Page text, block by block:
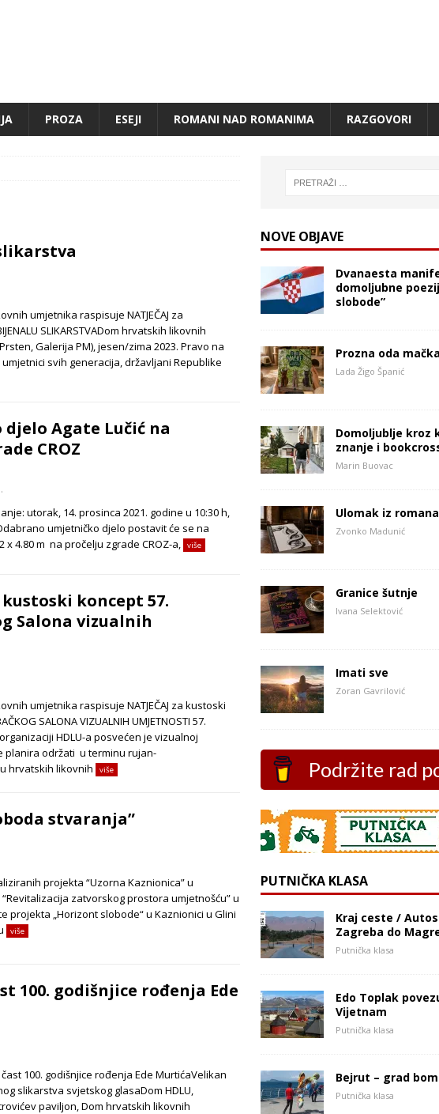
PROZA ESEJI ROMANI NAD ROMANIMA RAZGOVORI
umjetnika raspisuje NATJEČAJ za
SLIKARSTVADom hrvatskih likovnih
Galerija PM), jesen/zima 2023. Pravo na
svih generacija, državljani Republike
Agate Lučić na
CROZ
utorak, 14. prosinca 2021. godine u 10:30 h,
umjetničko djelo postavit će se na
x 4.80 m na pročelju zgrade CROZ-a,
više
koncept 57.
Salona vizualnih
umjetnika raspisuje NATJEČAJ za kustoski
SALONA VIZUALNIH UMJETNOSTI 57.
HDLU-a posvećen je vizualnoj
planira održati u terminu rujan-
hrvatskih likovnih
više
stvaranja”
projekta “Uzorna Kaznionica” u
zatvorskog prostora umjetnošću” u
projekta „Horizont slobode“ u Kaznionici u Glini
više
100. godišnjice rođenja Ede
100. godišnjice rođenja Ede MurtićaVelikan
slikarstva svjetskog glasaDom HDLU,
paviljon, Dom hrvatskih likovnih
NOVE OBJAVE
Dvanaesta
domoljubne
slobode”
Prozna oda
Lada Žigo Španić
Domoljublje kroz
znanje i
Marin Buovac
Ulomak iz
Zvonko Madunić
Granice šutnje
Ivana Selektović
Imati sve
Zoran Gavrilović
Podržite rad
PUTNIČKA KLASA
Kraj ceste /
Zagreba do
Putnička klasa
Edo Toplak
Vijetnam
Putnička klasa
Bejrut – grad
Putnička klasa